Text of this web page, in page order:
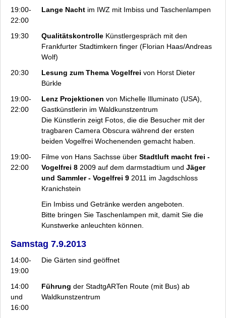
19:00-
22:00
Lange Nacht im IWZ mit Imbiss und Taschenlampen
19:30 Qualitätskontrolle Künstlergespräch mit den
Frankfurter Stadtimkern finger (Florian Haas/Andreas
Wolf)
20:30
Lesung zum Thema Vogelfrei von Horst Dieter
Bürkle
19:00-
22:00
Lenz Projektionen von Michelle Illuminato (USA),
Gastkünstlerin im Waldkunstzentrum
Die Künstlerin zeigt Fotos, die die Besucher mit der
tragbaren Camera Obscura während der ersten
beiden Vogelfrei Wochenenden gemacht haben.
19:00-
22:00
Filme von Hans Sachsse über Stadtluft macht frei -
Vogelfrei 8 2009 auf dem darmstadtium und Jäger
und Sammler - Vogelfrei 9 2011 im Jagdschloss
Kranichstein
Ein Imbiss und Getränke werden angeboten.
Bitte bringen Sie Taschenlampen mit, damit Sie die
Kunstwerke anleuchten können.
Samstag 7.9.2013
14:00-
19:00
Die Gärten sind geöffnet
14:00
und
16:00
Führung der StadtgARTen Route (mit Bus) ab
Waldkunstzentrum